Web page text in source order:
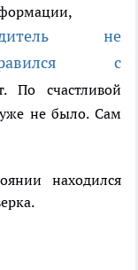
не
с
По счастливой
уже не было. Сам
находился